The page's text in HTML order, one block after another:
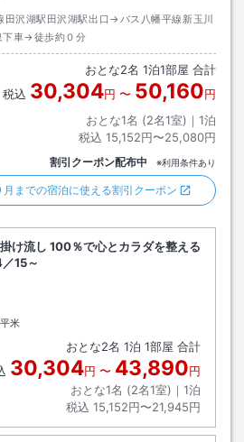
田沢湖駅田沢湖駅出口→バス八幡平線新玉川
下車→徒歩約０分
おとな2名 1泊1部屋 合計
税込 30,304円 〜 50,160円
おとな1名 (2名1室)｜ 1泊
税込 15,152円〜25,080円
割引クーポン配布中 ※利用条件あり
月までの宿泊に使える割引クーポン
け流し 100％で心とカラダを整える
／15～
ト
米
おとな2名 1泊 1部屋 合計
30,304円 〜 43,890円
おとな1名 (2名1室)｜ 1泊
税込 15,152円〜21,945円